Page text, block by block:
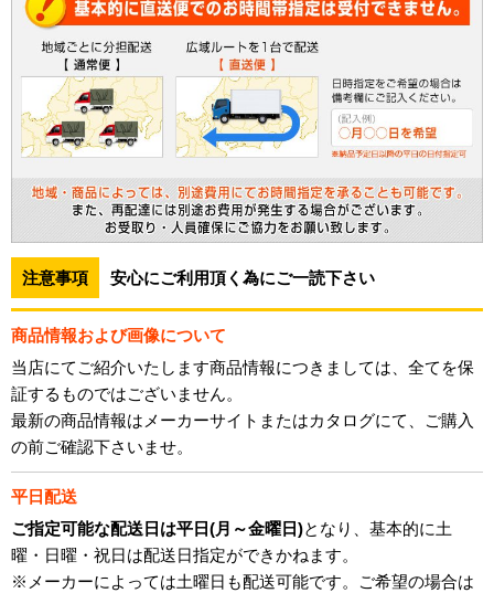
注意事項 安心にご利用頂く為にご一読下さい
商品情報および画像について
当店にてご紹介いたします商品情報につきましては、全てを保
証するものではございません。
最新の商品情報はメーカーサイトまたはカタログにて、ご購入
の前ご確認下さいませ。
平日配送
ご指定可能な配送日は平日(月～金曜日)となり、基本的に土
曜・日曜・祝日は配送日指定ができかねます。
※メーカーによっては土曜日も配送可能です。ご希望の場合は